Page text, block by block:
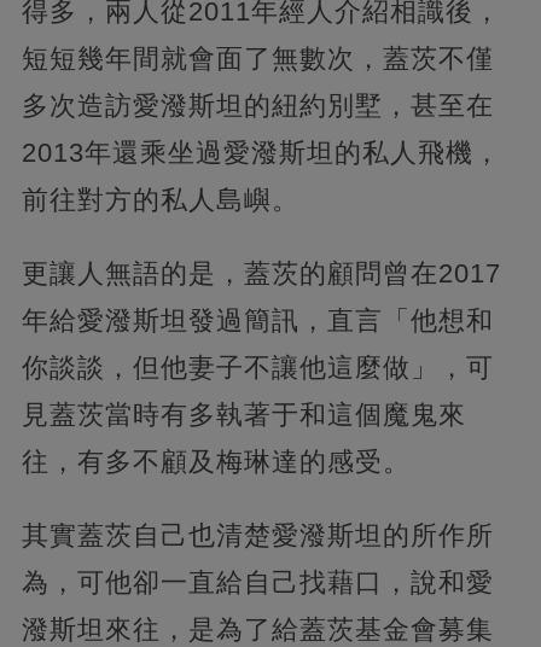
得多，兩人從2011年經人介紹相識後，
短短幾年間就會面了無數次，蓋茨不僅
多次造訪愛潑斯坦的紐約別墅，甚至在
2013年還乘坐過愛潑斯坦的私人飛機，
前往對方的私人島嶼。
更讓人無語的是，蓋茨的顧問曾在2017
年給愛潑斯坦發過簡訊，直言「他想和
你談談，但他妻子不讓他這麼做」，可
見蓋茨當時有多執著于和這個魔鬼來
往，有多不顧及梅琳達的感受。
其實蓋茨自己也清楚愛潑斯坦的所作所
為，可他卻一直給自己找藉口，說和愛
潑斯坦來往，是為了給蓋茨基金會募集